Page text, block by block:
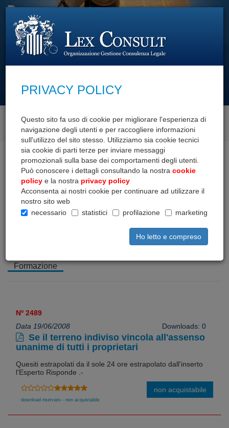
SCOPRI I NOSTRI SERVIZI
Home Documenti Formazione Corsi e Lezioni
FORMAZIONE
Articoli a tema
Formazione
Nº 2489
Data 19/06/2008
Downloads: 0
Se il terreno indiviso vincola all'assenso
unanime di tutti i proprietari
Quesiti estrapolati da il sole 24 ore estrapolato dall'inserto
l'Esperto Risponde .-
download riservato - non acquistabile
non acquistabile
PRIVACY POLICY
Questo sito fa uso di cookie per migliorare l'esperienza di
navigazione degli utenti e per raccogliere informazioni
sull'utilizzo del sito stesso. Utilizziamo sia cookie tecnici
sia cookie di parti terze per inviare messaggi
promozionali sulla base dei comportamenti degli utenti.
Può conoscere i dettagli consultando la nostra cookie
policy e la nostra privacy policy
Acconsenta ai nostri cookie per continuare ad utilizzare il
nostro sito web
necessario
statistici profilazione marketing
Ho letto e compreso